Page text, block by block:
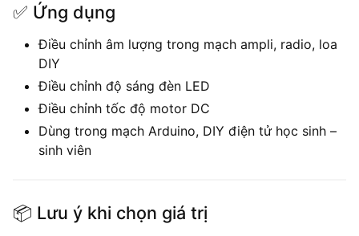
✅ Ứng dụng
Điều chỉnh âm lượng trong mạch ampli, radio, loa
DIY
Điều chỉnh độ sáng đèn LED
Điều chỉnh tốc độ motor DC
Dùng trong mạch Arduino, DIY điện tử học sinh –
sinh viên
📦 Lưu ý khi chọn giá trị